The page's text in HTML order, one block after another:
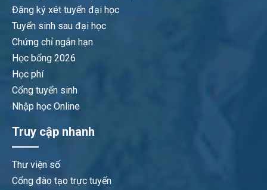
Đăng ký xét tuyển đại học
Tuyển sinh sau đại học
Chứng chỉ ngắn hạn
Học bổng 2026
Học phí
Cổng tuyển sinh
Nhập học Online
Truy cập nhanh
Thư viện số
Cổng đào tạo trực tuyến